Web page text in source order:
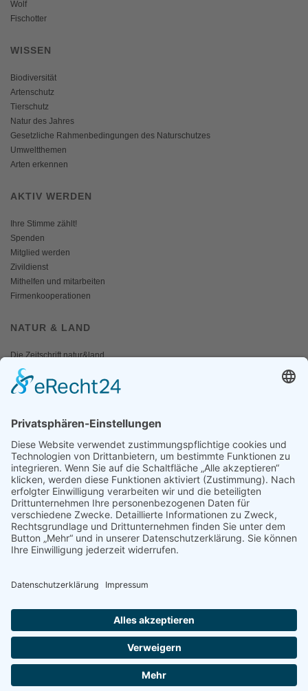
Wolf
Fischotter
WISSEN
Biodiversität
Artenschutz
Tierschutz
Natur des Jahres
Gesetzliche Rahmenbedingungen des Naturschutzes
Umweltthemen
Arten erkennen
AKTIV WERDEN
Ihre Stimme zählt!
Spenden
Mitglied werden
Zivildienst
Mithelfen und mitarbeiten
Firmenkooperationen
NATUR & LAND
Die Zeitschrift natur&land
Archiv
Mediadaten
Fotos und Logos
Presseaussendungen
Presse
Presseinformationen abonnieren
ÜBER UNS
Naturschutzbund
Naturschutzjugend
Sponsoren & Partner
Impressum